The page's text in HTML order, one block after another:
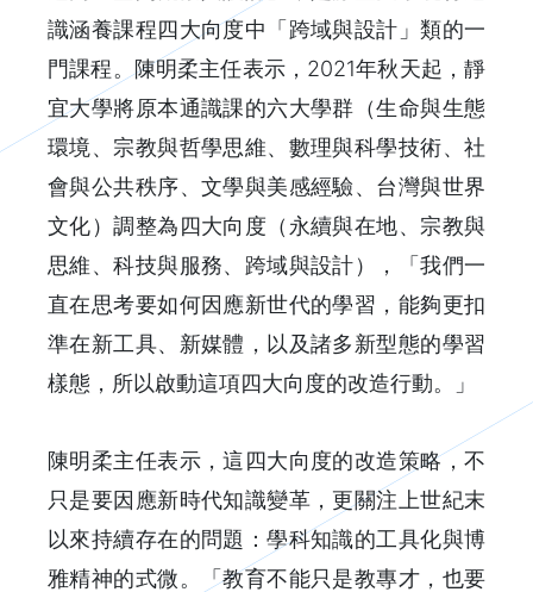
識涵養課程四大向度中「跨域與設計」類的一
門課程。陳明柔主任表示，2021年秋天起，靜
宜大學將原本通識課的六大學群（生命與生態
環境、宗教與哲學思維、數理與科學技術、社
會與公共秩序、文學與美感經驗、台灣與世界
文化）調整為四大向度（永續與在地、宗教與
思維、科技與服務、跨域與設計），「我們一
直在思考要如何因應新世代的學習，能夠更扣
準在新工具、新媒體，以及諸多新型態的學習
樣態，所以啟動這項四大向度的改造行動。」
陳明柔主任表示，這四大向度的改造策略，不
只是要因應新時代知識變革，更關注上世紀末
以來持續存在的問題：學科知識的工具化與博
雅精神的式微。「教育不能只是教專才，也要